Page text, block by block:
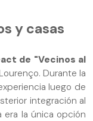
y casas
de "Vecinos al
Durante la
luego de
integración al
era la única opción